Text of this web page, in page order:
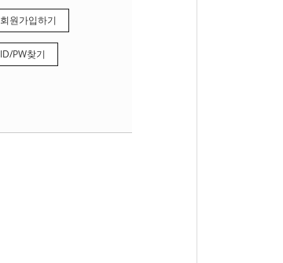
회원가입하기
ID/PW찾기